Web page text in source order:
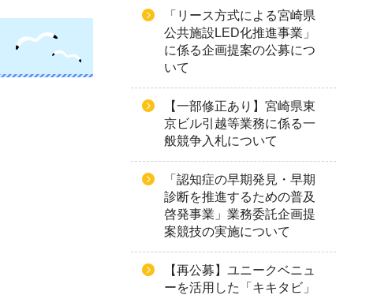
「リース方式による宮崎県
公共施設LED化推進事業」
に係る企画提案の公募につ
いて
【一部修正あり】宮崎県東
京ビル引越等業務に係る一
般競争入札について
「認知症の早期発見・早期
診断を推進するための普及
啓発事業」業務委託企画提
案競技の実施について
【再公募】ユニークベニュ
ーを活用した「キキタビ」